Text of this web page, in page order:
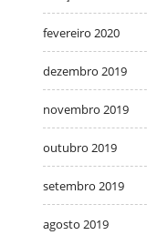
fevereiro 2020
dezembro 2019
novembro 2019
outubro 2019
setembro 2019
agosto 2019